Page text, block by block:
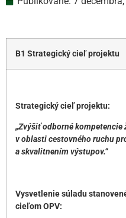
B1 Strategický cieľ projektu
Strategický cieľ projektu:
„Zvýšiť odborné kompetencie
v oblasti cestovného ruchu
a skvalitnením výstupov.“
Vysvetlenie súladu
cieľom OPV: